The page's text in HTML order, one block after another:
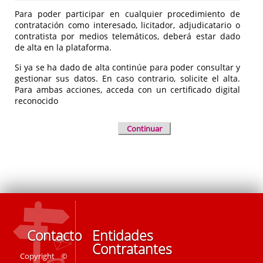
Para poder participar en cualquier procedimiento de
contratación como interesado, licitador, adjudicatario o
contratista por medios telemáticos, deberá estar dado
de alta en la plataforma.
Si ya se ha dado de alta continúe para poder consultar y
gestionar sus datos. En caso contrario, solicite el alta.
Para ambas acciones, acceda con un certificado digital
reconocido
Continuar
Contacto
Copyright ©
Entidades
Contratantes